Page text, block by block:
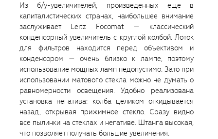
Из б/у-увеличителей, произведенных еще в
капиталистических странах, наибольшее внимание
заслуживает Leitz Focomat — классический
конденсорный увеличитель с круглой колбой. Лоток
для фильтров находится перед объективом и
конденсором — очень близко к лампе, поэтому
использование мощных ламп недопустимо. Зато при
использовании матового стекла можно не думать о
равномерности освещения. Удобно реализована
установка негатива: колба целиком откидывается
назад, открывая прижимное стекло. Сразу видно
все пылинки на стеклах и негативе. Штанга высокая,
что позволяет получать большие увеличения.